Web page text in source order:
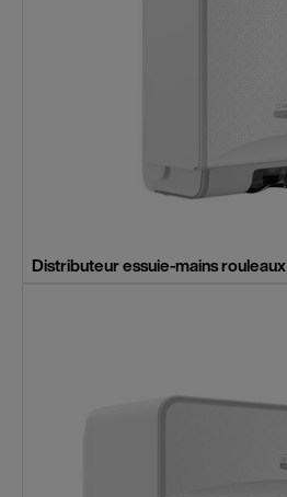
Distributeur essuie-mains rouleaux